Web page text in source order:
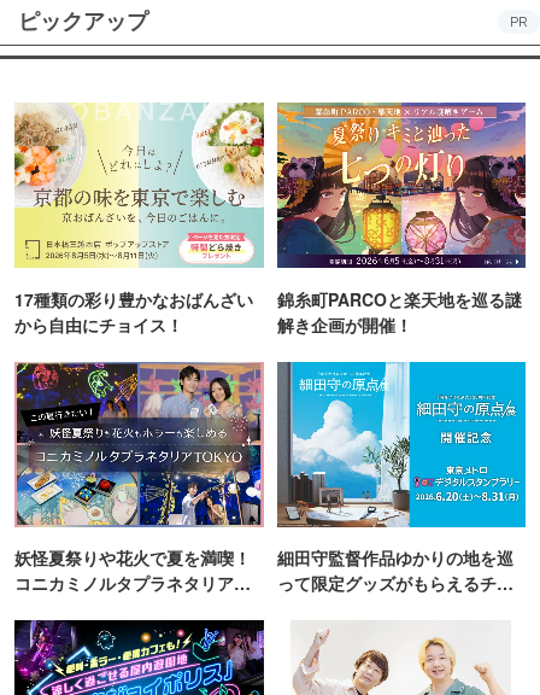
ピックアップ PR
17種類の彩り豊かなおばんざい
から自由にチョイス！
錦糸町PARCOと楽天地を巡る謎
解き企画が開催！
妖怪夏祭りや花火で夏を満喫！
コニカミノルタプラネタリア
細田守監督作品ゆかりの地を巡
って限定グッズがもらえるチャ